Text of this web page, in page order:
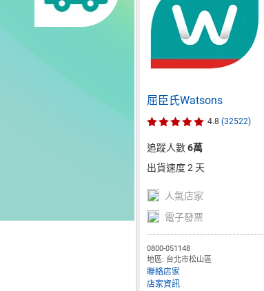
屈臣氏Watsons
4.8 (32522)
追蹤人數6萬
出貨速度 2 天
人氣店家
電子發票
0800-051148
地區: 台北市松山區
聯絡店家
店家資訊